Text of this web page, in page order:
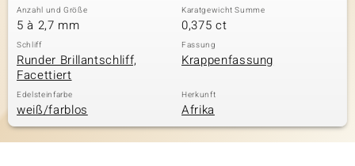
Anzahl und Größe
5 à 2,7 mm
Karatgewicht Summe
0,375 ct
Schliff
Runder Brillantschliff,
Facettiert
Fassung
Krappenfassung
Edelsteinfarbe
weiß/farblos
Herkunft
Afrika